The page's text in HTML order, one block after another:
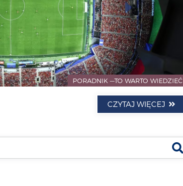
PORADNIK —TO WARTO WIEDZIEĆ
CZYTAJ WIĘCEJ